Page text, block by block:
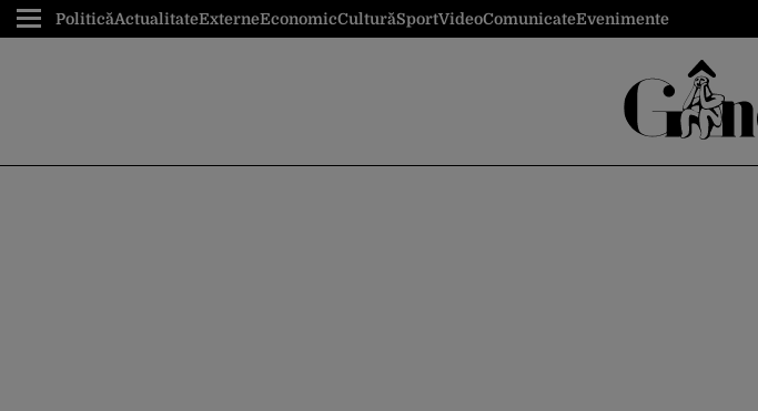
PoliticăActualitateExterneEconomicCulturăSportVideoComunicateEvenimente